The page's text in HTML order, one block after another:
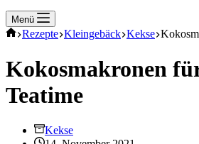
Menü
Start
Rezepte Kleingebäck Kekse
Kokosmakronen
Teatime
Kekse